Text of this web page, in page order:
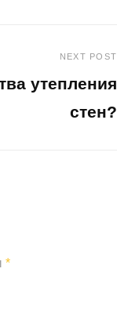
NEXT POST
утепления
стен?
*